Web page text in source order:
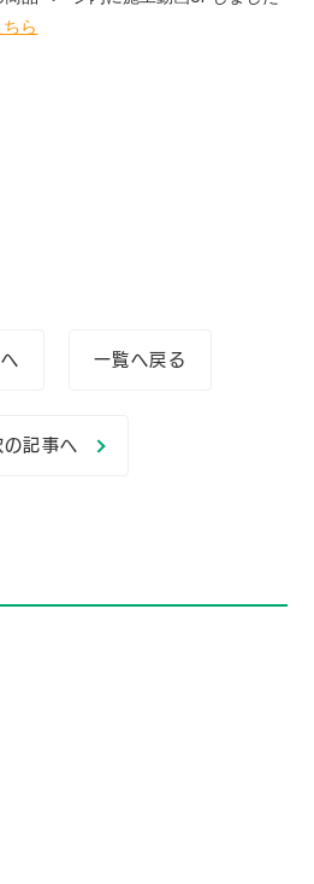
ら
一覧へ戻る
の記事へ